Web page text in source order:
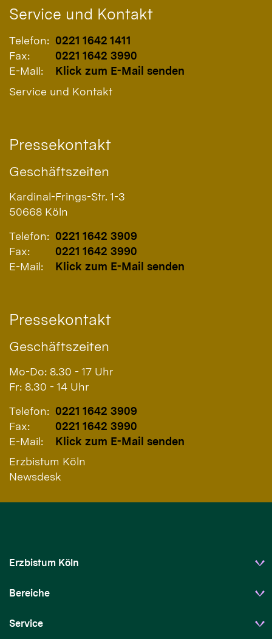
Service und Kontakt
Telefon: 0221 1642 1411
Fax:
0221 1642 3990
E-Mail:
Klick zum E-Mail senden
Service und Kontakt
Pressekontakt
Geschäftszeiten
Kardinal-Frings-Str. 1-3
50668 Köln
Telefon: 0221 1642 3909
Fax:
0221 1642 3990
E-Mail:
Klick zum E-Mail senden
Pressekontakt
Geschäftszeiten
Mo-Do: 8.30 - 17 Uhr
Fr: 8.30 - 14 Uhr
Telefon: 0221 1642 3909
Fax:
0221 1642 3990
E-Mail:
Klick zum E-Mail senden
Erzbistum Köln
Newsdesk
Erzbistum Köln
Bereiche
Service